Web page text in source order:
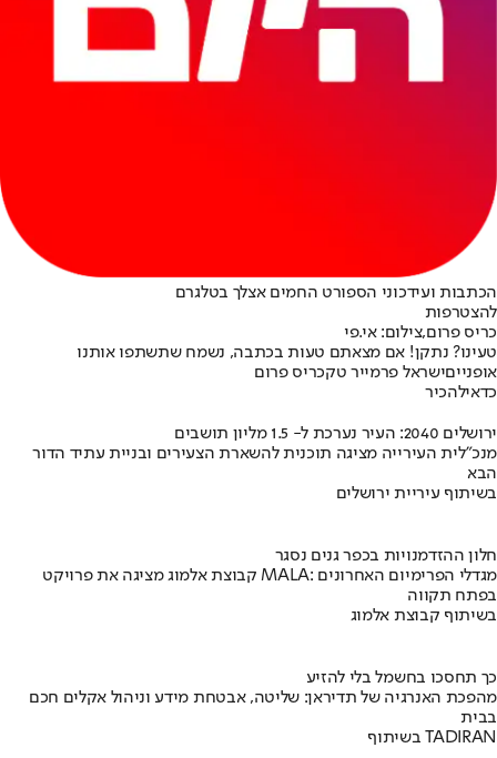
הכתבות ועידכוני הספורט החמים אצלך בטלגרם
להצטרפות
כריס פרום,צילום: אי.פי
טעינו? נתקן! אם מצאתם טעות בכתבה, נשמח שתשתפו אותנו
אופנייםישראל פרמייר טקכריס פרום
כדאילהכיר
ירושלים 2040: העיר נערכת ל- 1.5 מליון תושבים
מנכ"לית העירייה מציגה תוכנית להשארת הצעירים ובניית עתיד הדור
הבא
בשיתוף עיריית ירושלים
חלון ההזדמנויות בכפר גנים נסגר
קבוצת אלמוג מציגה את פרויקט MALA: מגדלי הפרימיום האחרונים
בפתח תקווה
בשיתוף קבוצת אלמוג
כך תחסכו בחשמל בלי להזיע
מהפכת האנרגיה של תדיראן: שליטה, אבטחת מידע וניהול אקלים חכם
בבית
בשיתוף TADIRAN